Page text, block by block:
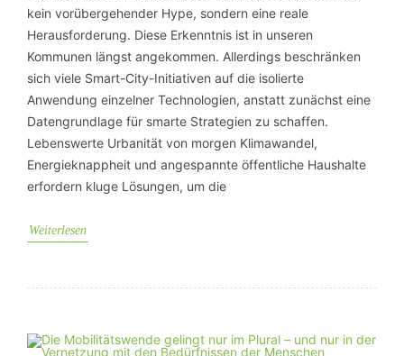
kein vorübergehender Hype, sondern eine reale
Herausforderung. Diese Erkenntnis ist in unseren
Kommunen längst angekommen. Allerdings beschränken
sich viele Smart-City-Initiativen auf die isolierte
Anwendung einzelner Technologien, anstatt zunächst eine
Datengrundlage für smarte Strategien zu schaffen.
Lebenswerte Urbanität von morgen Klimawandel,
Energieknappheit und angespannte öffentliche Haushalte
erfordern kluge Lösungen, um die
Weiterlesen